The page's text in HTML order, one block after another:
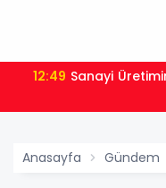
12:49
Anasayfa Gündem